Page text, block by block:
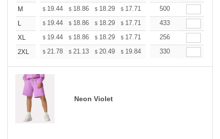
M
$ 19.44 $ 18.86 $ 18.29 $ 17.71 17.14
500
L
$ 19.44 $ 18.86 $ 18.29 $ 17.71 17.14
433
XL
$ 19.44 $ 18.86 $ 18.29 $ 17.71 17.14
256
2XL
$ 21.78 $ 21.13 $ 20.49 $ 19.84 19.19
330
Neon Violet